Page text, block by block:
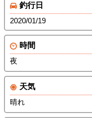
釣行日
2020/01/19
時間
夜
天気
晴れ